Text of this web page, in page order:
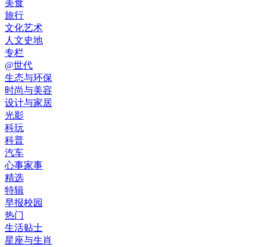
美食
旅行
文化艺术
人文史地
专栏
@世代
生态与环保
时尚与美容
设计与家居
光影
科玩
科普
汽车
心事家事
精选
特辑
早报校园
热门
生活贴士
星座与生肖